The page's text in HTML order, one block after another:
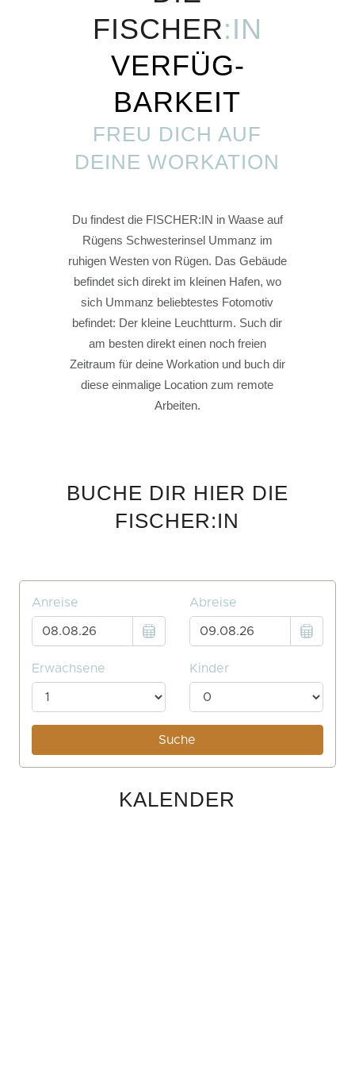
FISCHER:IN
VERFÜG­
BARKEIT
FREU DICH AUF
DEINE WORKATION
Du findest die FISCHER:IN in Waase auf
Rügens Schwesterinsel Ummanz im
ruhigen Westen von Rügen. Das Gebäude
befindet sich direkt im kleinen Hafen, wo
sich Ummanz beliebtestes Fotomotiv
befindet: Der kleine Leuchtturm. Such dir
am besten direkt einen noch freien
Zeitraum für deine Workation und buch dir
diese einmalige Location zum remote
Arbeiten.
BUCHE DIR HIER DIE
FISCHER:IN
KALENDER